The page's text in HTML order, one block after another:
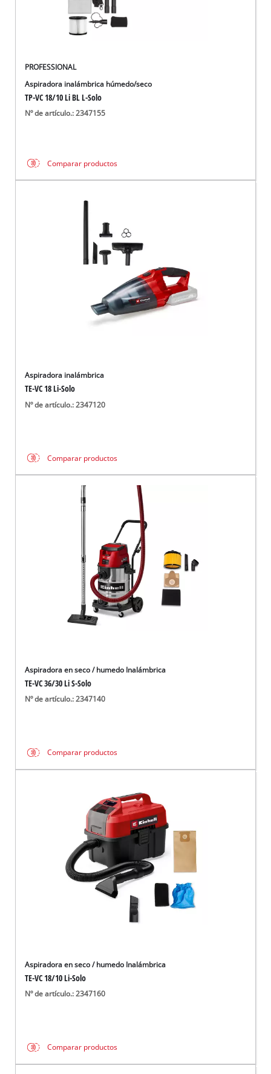
PROFESSIONAL
Aspiradora inalámbrica húmedo/seco
TP-VC 18/10 Li BL L-Solo
Nº de artículo.: 2347155
Comparar productos
Aspiradora inalámbrica
TE-VC 18 Li-Solo
Nº de artículo.: 2347120
Comparar productos
Aspiradora en seco / humedo Inalámbrica
TE-VC 36/30 Li S-Solo
Nº de artículo.: 2347140
Comparar productos
Aspiradora en seco / humedo Inalámbrica
TE-VC 18/10 Li-Solo
Nº de artículo.: 2347160
Comparar productos